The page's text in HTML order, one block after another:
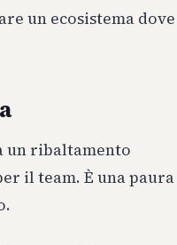
un ecosistema dove
un ribaltamento
il team. È una paura